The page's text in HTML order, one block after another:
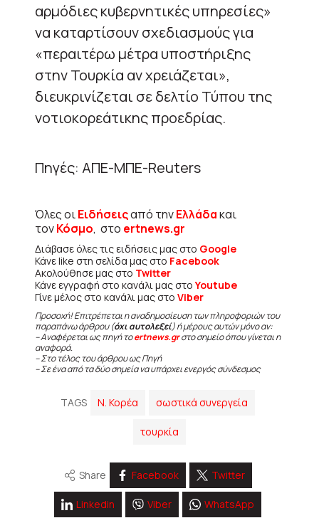
αρμόδιες κυβερνητικές υπηρεσίες»
να καταρτίσουν σχεδιασμούς για
«περαιτέρω μέτρα υποστήριξης
στην Τουρκία αν χρειάζεται»,
διευκρινίζεται σε δελτίο Τύπου της
νοτιοκορεάτικης προεδρίας.
Πηγές: ΑΠΕ-ΜΠΕ-Reuters
Όλες οιΕιδήσειςαπό τηνΕλλάδακαι
τονΚόσμο, στο ertnews.gr
Διάβασε όλες τις ειδήσεις μας στο Google
Κάνε like στη σελίδα μας στο Facebook
Ακολούθησε μας στο Twitter
Κάνε εγγραφή στο κανάλι μας στοYoutube
Γίνε μέλος στο κανάλι μας στο Viber
Προσοχή! Επιτρέπεται η αναδημοσίευση των πληροφοριών του
παραπάνω άρθρου (όχι αυτολεξεί) ή μέρους αυτών μόνο αν:
– Αναφέρεται ως πηγή τοertnews.grστο σημείο όπου γίνεται η
αναφορά.
– Στο τέλος του άρθρου ως Πηγή
– Σε ένα από τα δύο σημεία να υπάρχει ενεργός σύνδεσμος
TAGS Ν. Κορέα σωστικά συνεργεία
τουρκία
Share Facebook Twitter
Linkedin Viber WhatsApp